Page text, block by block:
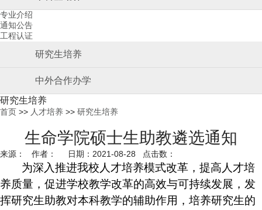
专业介绍
通知公告
工程认证
研究生培养
中外合作办学
研究生培养
首页 >> 人才培养 >> 研究生培养
生命学院硕士生助教遴选通知
来源： 作者： 日期：2021-08-28 点击数：
为深入推进我校人才培养模式改革，提高人才培
养质量，促进学校教学改革的高效与可持续发展，发
挥研究生助教对本科教学的辅助作用，培养研究生的